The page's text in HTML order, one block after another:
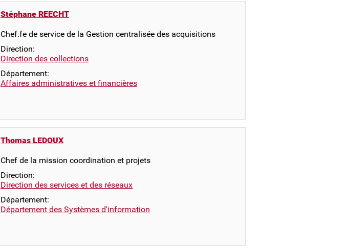
Stéphane REECHT
Chef.fe de service de la Gestion centralisée des acquisitions
Direction:
Direction des collections
Département:
Affaires administratives et financières
Thomas LEDOUX
Chef de la mission coordination et projets
Direction:
Direction des services et des réseaux
Département:
Département des Systèmes d'information